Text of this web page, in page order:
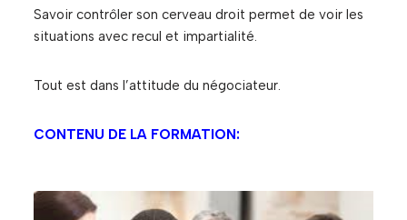
Savoir contrôler son cerveau droit permet de voir les
situations avec recul et impartialité.
Tout est dans l’attitude du négociateur.
CONTENU DE LA FORMATION: